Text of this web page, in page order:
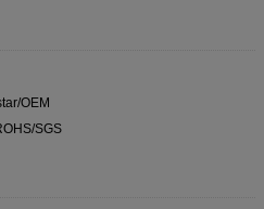
OEM
SGS